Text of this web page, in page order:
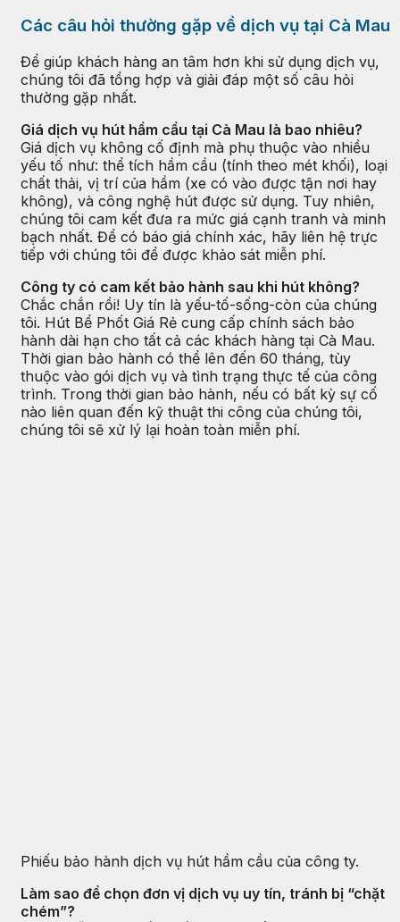
Các câu hỏi thường gặp về dịch vụ tại Cà Mau
Để giúp khách hàng an tâm hơn khi sử dụng dịch vụ,
chúng tôi đã tổng hợp và giải đáp một số câu hỏi
thường gặp nhất.
Giá dịch vụ hút hầm cầu tại Cà Mau là bao nhiêu?
Giá dịch vụ không cố định mà phụ thuộc vào nhiều
yếu tố như: thể tích hầm cầu (tính theo mét khối), loại
chất thải, vị trí của hầm (xe có vào được tận nơi hay
không), và công nghệ hút được sử dụng. Tuy nhiên,
chúng tôi cam kết đưa ra mức giá cạnh tranh và minh
bạch nhất. Để có báo giá chính xác, hãy liên hệ trực
tiếp với chúng tôi để được khảo sát miễn phí.
Công ty có cam kết bảo hành sau khi hút không?
Chắc chắn rồi! Uy tín là yếu-tố-sống-còn của chúng
tôi. Hút Bể Phốt Giá Rẻ cung cấp chính sách bảo
hành dài hạn cho tất cả các khách hàng tại Cà Mau.
Thời gian bảo hành có thể lên đến 60 tháng, tùy
thuộc vào gói dịch vụ và tình trạng thực tế của công
trình. Trong thời gian bảo hành, nếu có bất kỳ sự cố
nào liên quan đến kỹ thuật thi công của chúng tôi,
chúng tôi sẽ xử lý lại hoàn toàn miễn phí.
Phiếu bảo hành dịch vụ hút hầm cầu của công ty.
Làm sao để chọn đơn vị dịch vụ uy tín, tránh bị “chặt
chém”?